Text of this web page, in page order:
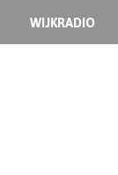
WIJKRADIO